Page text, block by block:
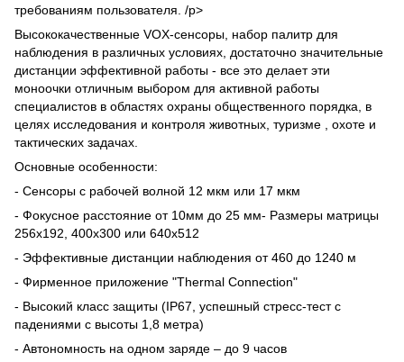
требованиям пользователя. /p>
Высококачественные VOX-сенсоры, набор палитр для
наблюдения в различных условиях, достаточно значительные
дистанции эффективной работы - все это делает эти
моноочки отличным выбором для активной работы
специалистов в областях охраны общественного порядка, в
целях исследования и контроля животных, туризме , охоте и
тактических задачах.
Основные особенности:
- Сенсоры с рабочей волной 12 мкм или 17 мкм
- Фокусное расстояние от 10мм до 25 мм- Размеры матрицы
256х192, 400х300 или 640х512
- Эффективные дистанции наблюдения от 460 до 1240 м
- Фирменное приложение "Thermal Connection"
- Высокий класс защиты (IP67, успешный стресс-тест с
падениями с высоты 1,8 метра)
- Автономность на одном заряде – до 9 часов